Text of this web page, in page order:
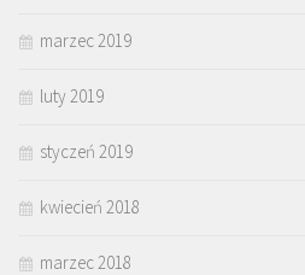
marzec 2019
luty 2019
styczeń 2019
kwiecień 2018
marzec 2018